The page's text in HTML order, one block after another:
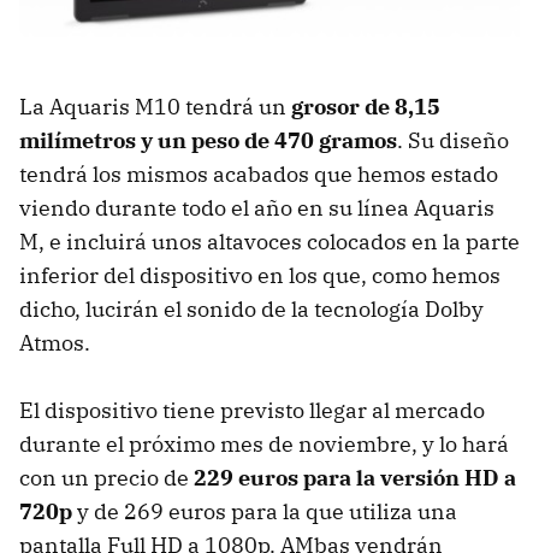
La Aquaris M10 tendrá un grosor de 8,15
milímetros y un peso de 470 gramos. Su diseño
tendrá los mismos acabados que hemos estado
viendo durante todo el año en su línea Aquaris
M, e incluirá unos altavoces colocados en la parte
inferior del dispositivo en los que, como hemos
dicho, lucirán el sonido de la tecnología Dolby
Atmos.
El dispositivo tiene previsto llegar al mercado
durante el próximo mes de noviembre, y lo hará
con un precio de 229 euros para la versión HD a
720py de 269 euros para la que utiliza una
pantalla Full HD a 1080p. AMbas vendrán